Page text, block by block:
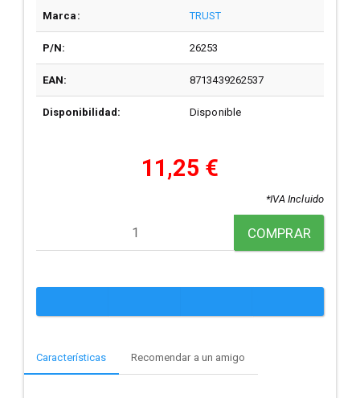
Marca: TRUST
P/N: 26253
EAN: 8713439262537
Disponibilidad: Disponible
11,25 €
*IVA Incluido
COMPRAR
Características Recomendar a un amigo